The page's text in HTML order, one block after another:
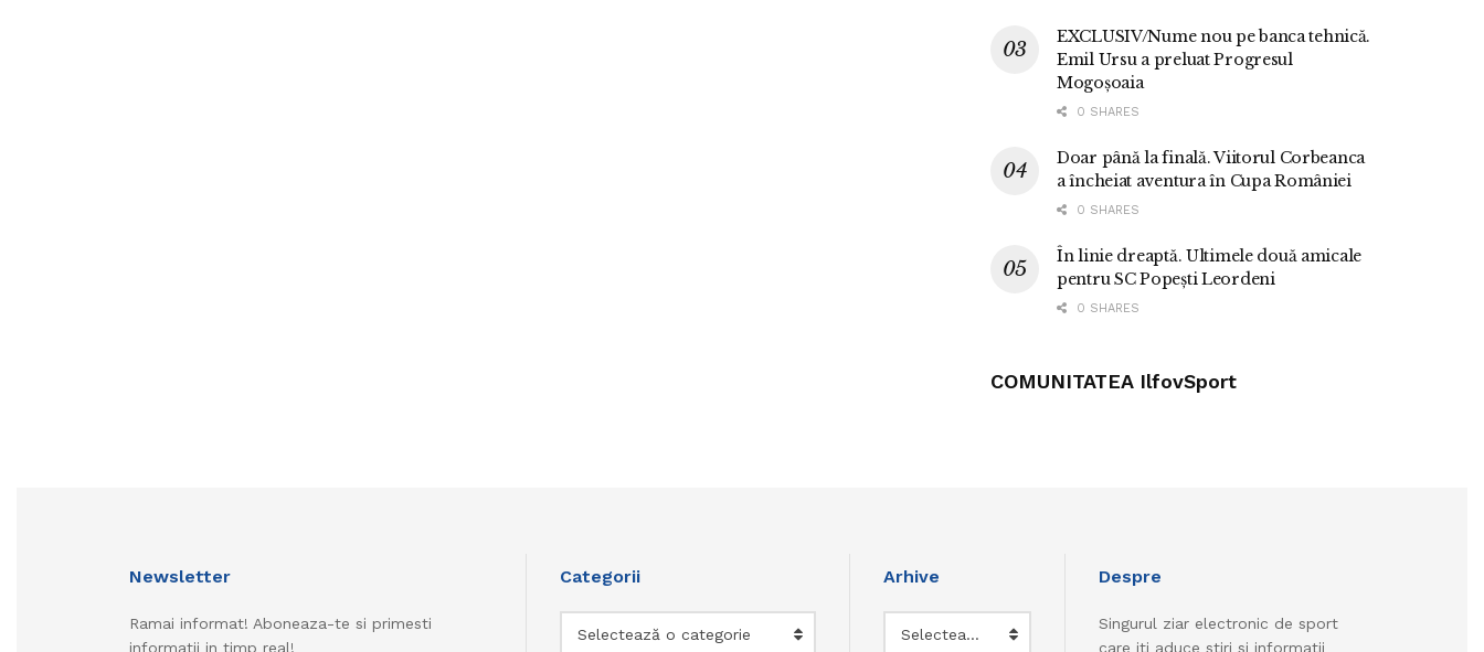
EXCLUSIV/Nume nou pe banca tehnică.
Emil Ursu a preluat Progresul
Mogoșoaia
0 SHARES
Doar până la finală. Viitorul Corbeanca
a încheiat aventura în Cupa României
0 SHARES
În linie dreaptă. Ultimele două amicale
pentru SC Popești Leordeni
0 SHARES
COMUNITATEA IlfovSport
Newsletter
Ramai informat! Aboneaza-te si primesti
informatii in timp real!
Categorii
Selectează o categorie
Arhive
Selectează luna
Despre
Singurul ziar electronic de sport
care iti aduce stiri si informatii